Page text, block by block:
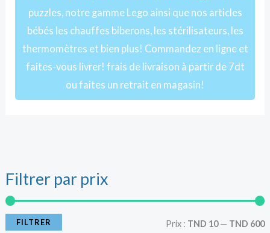
Filtrer par prix
r
i
r
i
FILTRER Prix : TND 10— TND 600
puzzles, notre gamme Lego ainsi que nos articles
bébés les chauffes biberons, les stérilisateurs, les
thermomètres et bien plus! Commandez en ligne et
faites-vous livrer! frais de livraison à partir de 7dt
ou faites un retrait en magasin!